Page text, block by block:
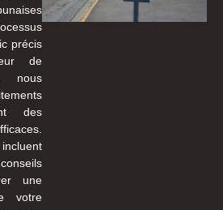
précis
de
nous
des
une
votre